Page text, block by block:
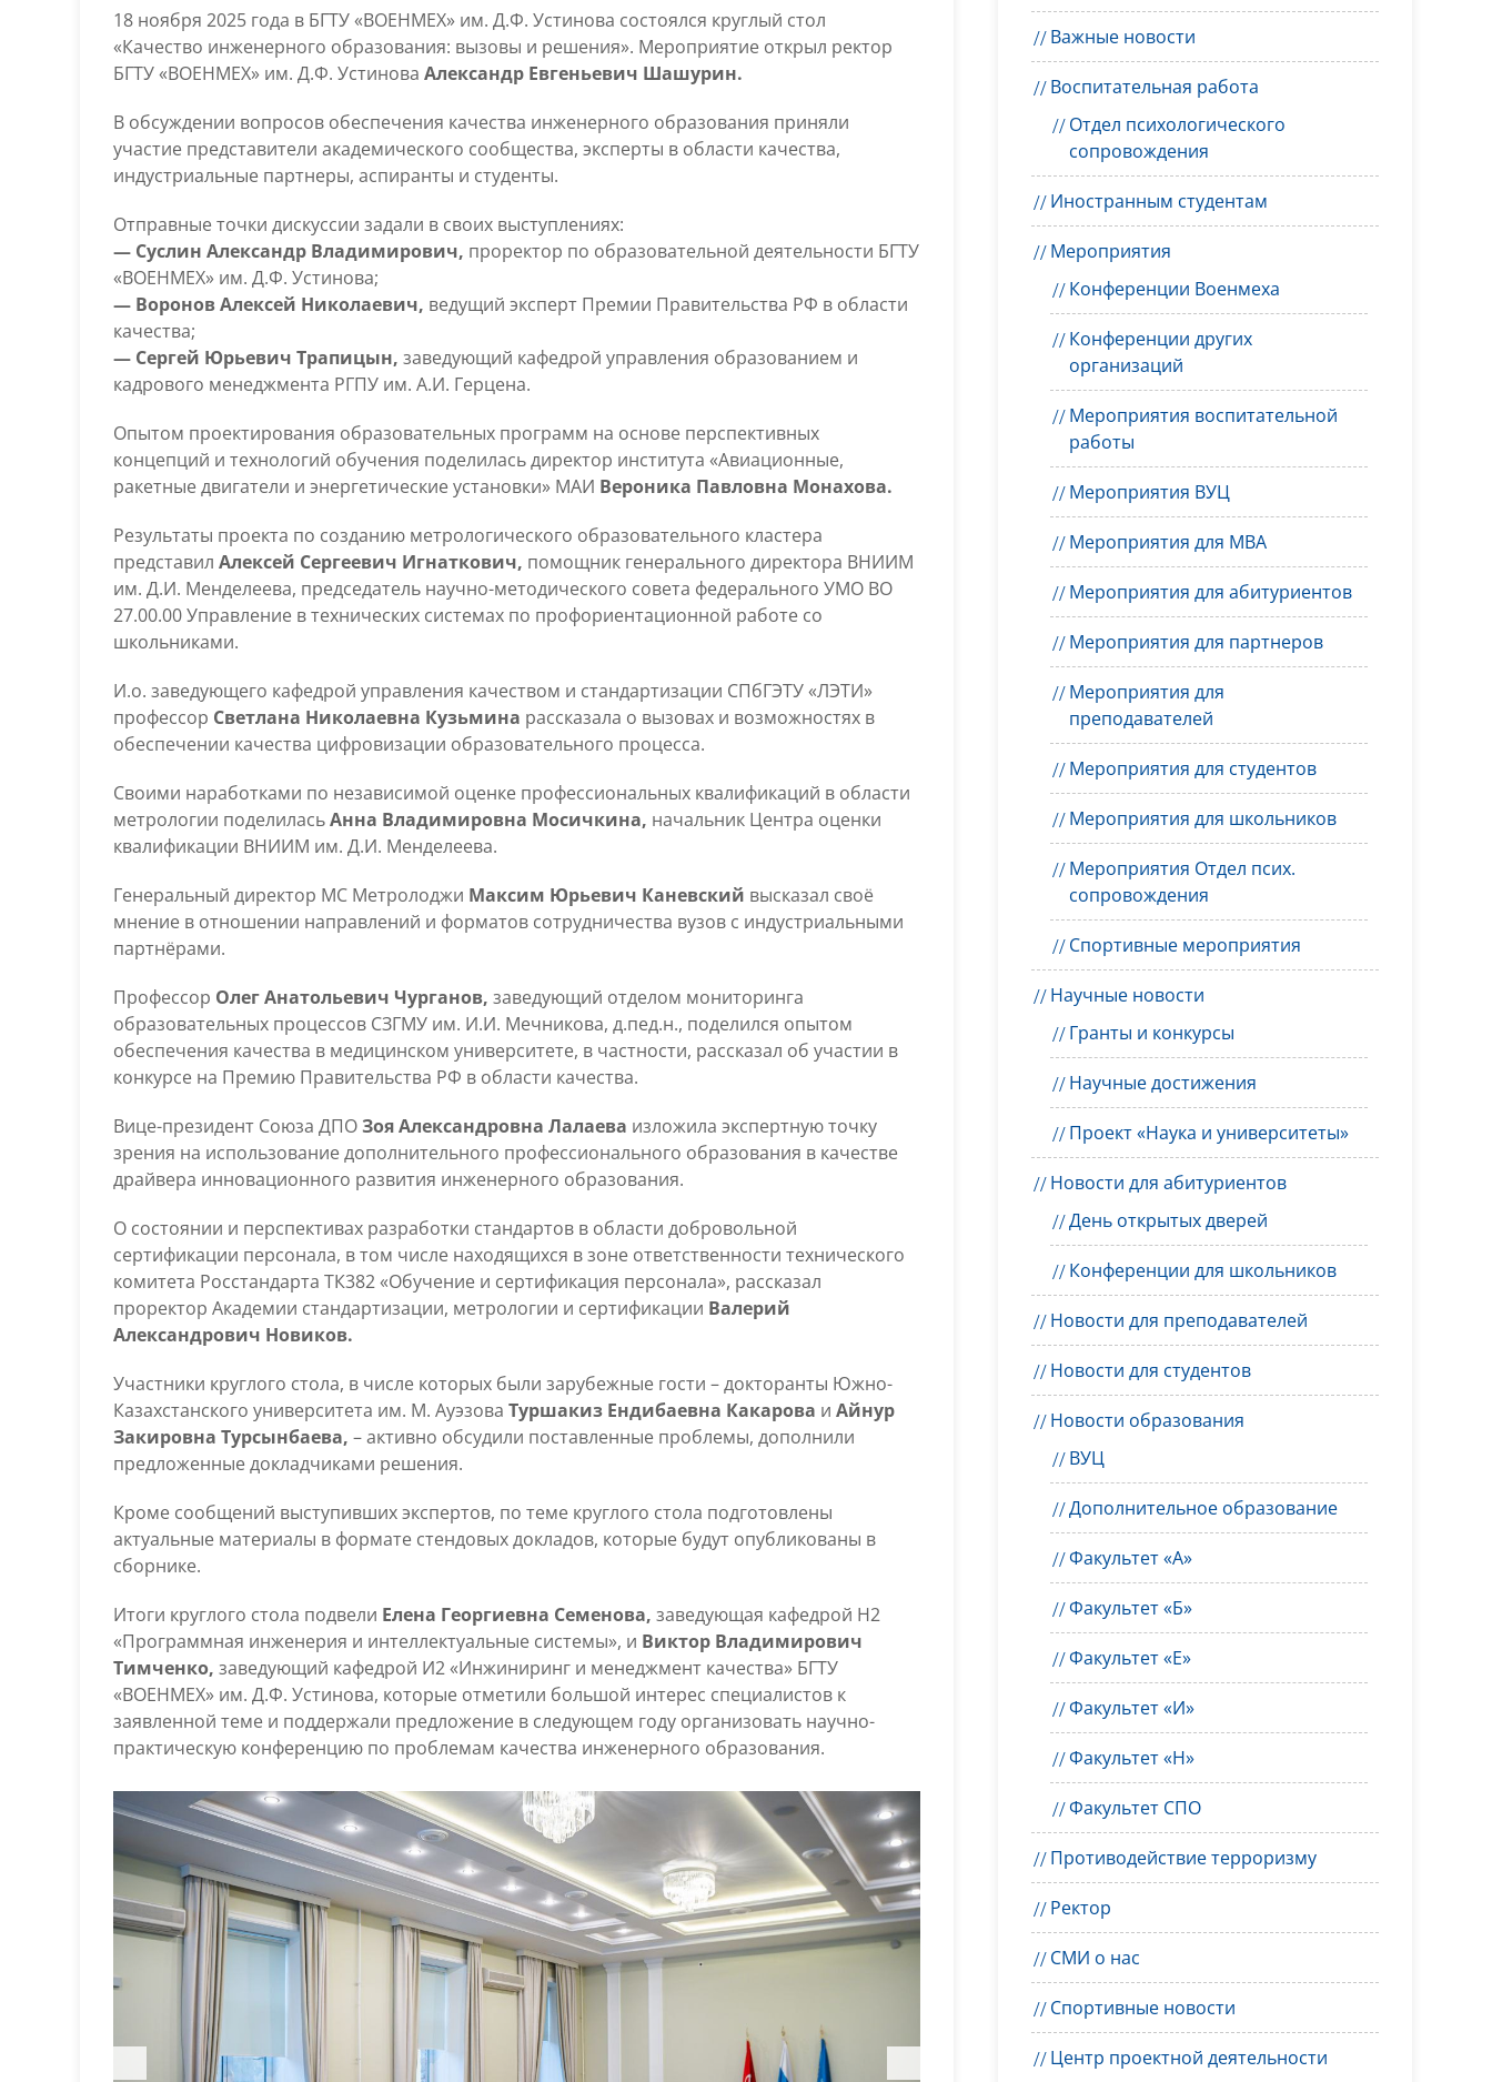
и
решения»
18 ноября 2025 года в БГТУ «ВОЕНМЕХ» им. Д.Ф. Устинова состоялся круглый стол
«Качество инженерного образования: вызовы и решения». Мероприятие открыл ректор
БГТУ «ВОЕНМЕХ» им. Д.Ф. Устинова Александр Евгеньевич Шашурин.
В обсуждении вопросов обеспечения качества инженерного образования приняли
участие представители академического сообщества, эксперты в области качества,
индустриальные партнеры, аспиранты и студенты.
Отправные точки дискуссии задали в своих выступлениях:
— Суслин Александр Владимирович, проректор по образовательной деятельности БГТУ
«ВОЕНМЕХ» им. Д.Ф. Устинова;
— Воронов Алексей Николаевич, ведущий эксперт Премии Правительства РФ в области
качества;
— Сергей Юрьевич Трапицын, заведующий кафедрой управления образованием и
кадрового менеджмента РГПУ им. А.И. Герцена.
Опытом проектирования образовательных программ на основе перспективных
концепций и технологий обучения поделилась директор института «Авиационные,
ракетные двигатели и энергетические установки» МАИ Вероника Павловна Монахова.
Результаты проекта по созданию метрологического образовательного кластера
представил Алексей Сергеевич Игнаткович, помощник генерального директора ВНИИМ
им. Д.И. Менделеева, председатель научно-методического совета федерального УМО ВО
27.00.00 Управление в технических системах по профориентационной работе со
школьниками.
И.о. заведующего кафедрой управления качеством и стандартизации СПбГЭТУ «ЛЭТИ»
профессор Светлана Николаевна Кузьмина рассказала о вызовах и возможностях в
обеспечении качества цифровизации образовательного процесса.
Своими наработками по независимой оценке профессиональных квалификаций в области
метрологии поделиласьАнна Владимировна Мосичкина, начальник Центра оценки
квалификации ВНИИМ им. Д.И. Менделеева.
Генеральный директор МС Метролоджи Максим Юрьевич Каневский высказал своё
мнение в отношении направлений и форматов сотрудничества вузов с индустриальными
партнёрами.
Профессор Олег Анатольевич Чурганов, заведующий отделом мониторинга
образовательных процессов СЗГМУ им. И.И. Мечникова, д.пед.н., поделился опытом
обеспечения качества в медицинском университете, в частности, рассказал об участии в
конкурсе на Премию Правительства РФ в области качества.
Вице-президент Союза ДПОЗоя Александровна Лалаева изложила экспертную точку
зрения на использование дополнительного профессионального образования в качестве
драйвера инновационного развития инженерного образования.
О состоянии и перспективах разработки стандартов в области добровольной
сертификации персонала, в том числе находящихся в зоне ответственности технического
комитета Росстандарта ТК382 «Обучение и сертификация персонала», рассказал
проректор Академии стандартизации, метрологии и сертификации Валерий
Александрович Новиков.
Участники круглого стола, в числе которых были зарубежные гости – докторанты Южно-
Казахстанского университета им. М. Ауэзова Туршакиз Ендибаевна Какарова и Айнур
Закировна Турсынбаева, – активно обсудили поставленные проблемы, дополнили
предложенные докладчиками решения.
Кроме сообщений выступивших экспертов, по теме круглого стола подготовлены
актуальные материалы в формате стендовых докладов, которые будут опубликованы в
сборнике.
Итоги круглого стола подвели Елена Георгиевна Семенова, заведующая кафедрой Н2
«Программная инженерия и интеллектуальные системы», и Виктор Владимирович
Тимченко, заведующий кафедрой И2 «Инжиниринг и менеджмент качества» БГТУ
«ВОЕНМЕХ» им. Д.Ф. Устинова, которые отметили большой интерес специалистов к
заявленной теме и поддержали предложение в следующем году организовать научно-
практическую конференцию по проблемам качества инженерного образования.
Важные новости
Воспитательная работа
Отдел психологического
сопровождения
Иностранным студентам
Мероприятия
Конференции Военмеха
Конференции других
организаций
Мероприятия воспитательной
работы
Мероприятия ВУЦ
Мероприятия для MBA
Мероприятия для абитуриентов
Мероприятия для партнеров
Мероприятия для
преподавателей
Мероприятия для студентов
Мероприятия для школьников
Мероприятия Отдел псих.
сопровождения
Спортивные мероприятия
Научные новости
Гранты и конкурсы
Научные достижения
Проект «Наука и университеты»
Новости для абитуриентов
День открытых дверей
Конференции для школьников
Новости для преподавателей
Новости для студентов
Новости образования
ВУЦ
Дополнительное образование
Факультет «А»
Факультет «Б»
Факультет «Е»
Факультет «И»
Факультет «Н»
Факультет СПО
Противодействие терроризму
Ректор
СМИ о нас
Спортивные новости
Центр проектной деятельности